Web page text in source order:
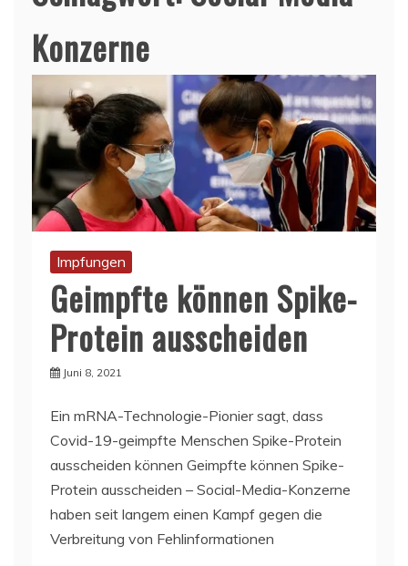
Konzerne
Impfungen
Geimpfte können Spike-
Protein ausscheiden
Juni 8, 2021
Ein mRNA-Technologie-Pionier sagt, dass
Covid-19-geimpfte Menschen Spike-Protein
ausscheiden können Geimpfte können Spike-
Protein ausscheiden – Social-Media-Konzerne
haben seit langem einen Kampf gegen die
Verbreitung von Fehlinformationen